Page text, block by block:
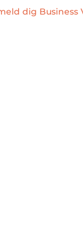
dig